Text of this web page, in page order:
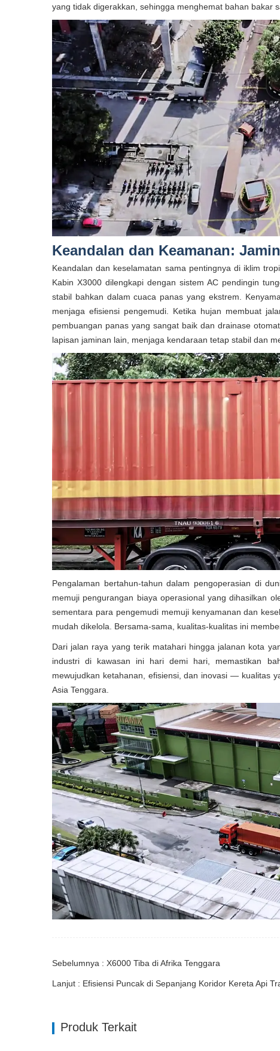
yang tidak digerakkan, sehingga menghemat bahan bakar
Keandalan dan Keamanan:
Keandalan dan keselamatan sama pentingnya di iklim
Kabin X3000 dilengkapi dengan sistem AC pendingin
stabil bahkan dalam cuaca panas yang ekstrem.
menjaga efisiensi pengemudi. Ketika hujan membuat
pembuangan panas yang sangat baik dan drainase
lapisan jaminan lain, menjaga kendaraan tetap stabil dan
Pengalaman bertahun-tahun dalam pengoperasian di
memuji pengurangan biaya operasional yang dihasilkan
sementara para pengemudi memuji kenyamanan dan
mudah dikelola. Bersama-sama, kualitas-kualitas ini
Dari jalan raya yang terik matahari hingga jalanan kota
industri di kawasan ini hari demi hari, memastikan
mewujudkan ketahanan, efisiensi, dan inovasi — kualitas
Asia Tenggara.
Sebelumnya : X6000 Tiba di Afrika Tenggara
Lanjut : Efisiensi Puncak di Sepanjang Koridor Kereta Api
Produk Terkait